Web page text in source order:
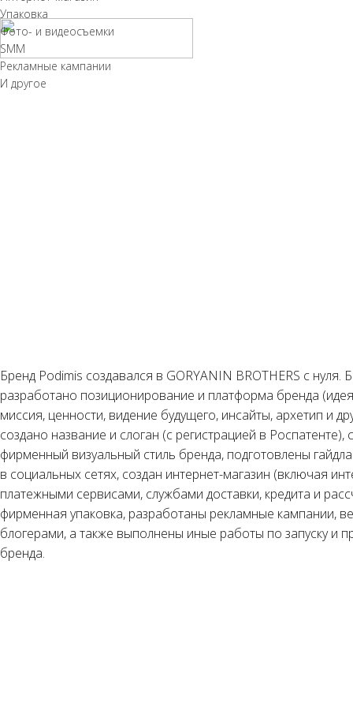
Бренд Podimis создавался в GORYANIN BROTHERS с нуля.
разработано позиционирование и платформа бренда
миссия, ценности, видение будущего, инсайты, архетип и
создано название и слоган (с регистрацией в
фирменный визуальный стиль бренда, подготовлены
в социальных сетях, создан интернет-магазин (включая
платежными сервисами, службами доставки, кредита и
фирменная упаковка, разработаны рекламные кампании,
блогерами, а также выполнены иные работы по запуску и
бренда.
Упаковка
Фото- и видеосъемки
SMM
Рекламные кампании
И другое